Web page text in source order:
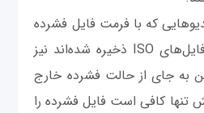
که با فرمت فایل فشرده
مثل Zip, RAR و حتی فایل‌های ISO ذخیره شده‌اند نیز
به جای از حالت فشرده خارج
تنها کافی است فایل فشرده را